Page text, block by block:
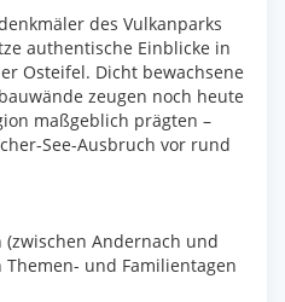
des Vulkanparks
authentische Einblicke in
Osteifel. Dicht bewachsene
zeugen noch heute
maßgeblich prägten –
See-Ausbruch vor rund
Andernach und
und Familientagen